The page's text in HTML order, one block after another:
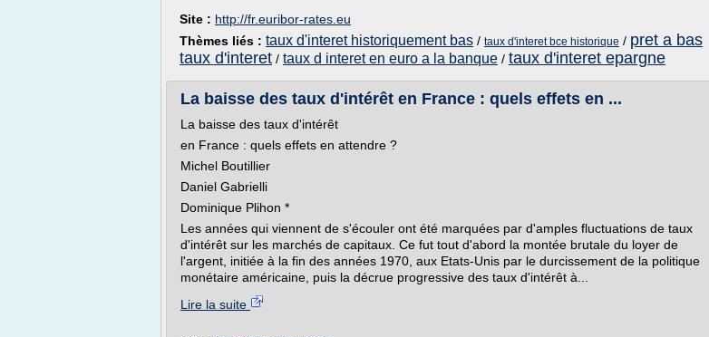
Site : http://fr.euribor-rates.eu
Thèmes liés : taux d'interet historiquement bas / taux d'interet bce historique / pret a bas
taux d'interet / taux d interet en euro a la banque / taux d'interet epargne
La baisse des taux d'intérêt en France : quels effets en ...
La baisse des taux d'intérêt
en France : quels effets en attendre ?
Michel Boutillier
Daniel Gabrielli
Dominique Plihon *
Les années qui viennent de s'écouler ont été marquées par d'amples fluctuations de taux
d'intérêt sur les marchés de capitaux. Ce fut tout d'abord la montée brutale du loyer de
l'argent, initiée à la fin des années 1970, aux Etats-Unis par le durcissement de la politique
monétaire américaine, puis la décrue progressive des taux d'intérêt à...
Lire la suite